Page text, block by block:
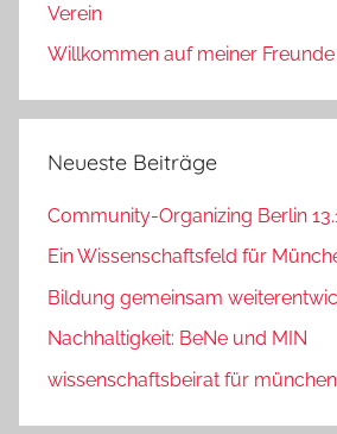
Verein
Willkommen auf meiner Freunde
Neueste Beiträge
Community-Organizing Berlin
Ein Wissenschaftsfeld für
Bildung gemeinsam
Nachhaltigkeit: BeNe und MIN
wissenschaftsbeirat für